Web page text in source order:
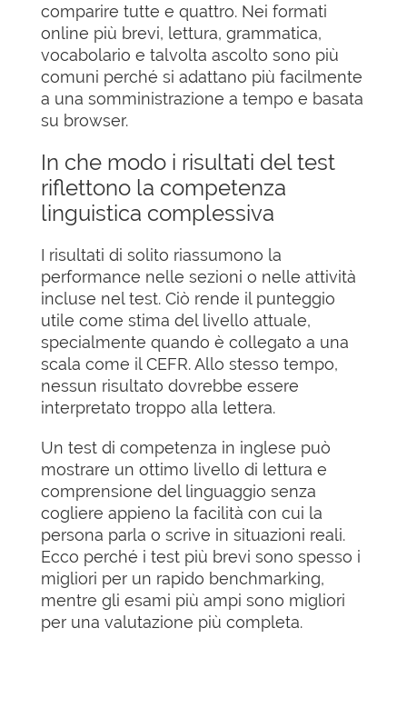
comparire tutte e quattro. Nei formati
online più brevi, lettura, grammatica,
vocabolario e talvolta ascolto sono più
comuni perché si adattano più facilmente
a una somministrazione a tempo e basata
su browser.
In che modo i risultati del test
riflettono la competenza
linguistica complessiva
I risultati di solito riassumono la
performance nelle sezioni o nelle attività
incluse nel test. Ciò rende il punteggio
utile come stima del livello attuale,
specialmente quando è collegato a una
scala come il CEFR. Allo stesso tempo,
nessun risultato dovrebbe essere
interpretato troppo alla lettera.
Un test di competenza in inglese può
mostrare un ottimo livello di lettura e
comprensione del linguaggio senza
cogliere appieno la facilità con cui la
persona parla o scrive in situazioni reali.
Ecco perché i test più brevi sono spesso i
migliori per un rapido benchmarking,
mentre gli esami più ampi sono migliori
per una valutazione più completa.